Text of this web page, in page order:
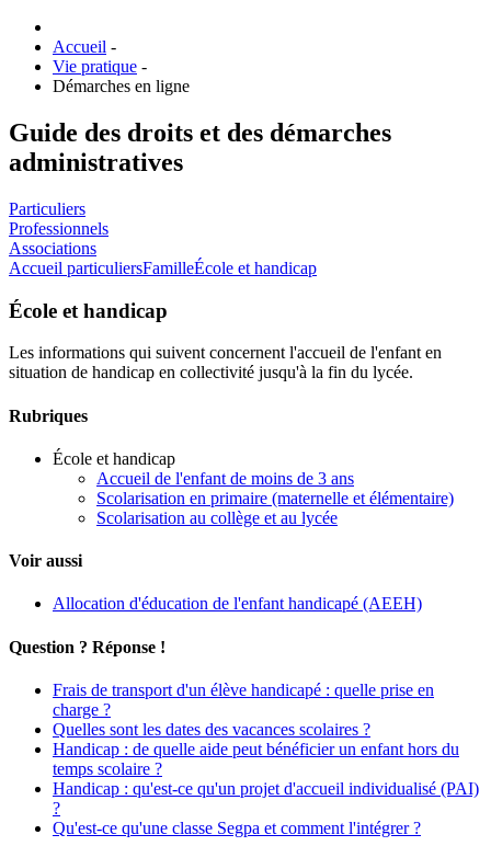
Accueil -
Vie pratique -
Démarches en ligne
Guide des droits et des démarches
administratives
Particuliers
Professionnels
Associations
Accueil particuliersFamilleÉcole et handicap
École et handicap
Les informations qui suivent concernent l'accueil de l'enfant en
situation de handicap en collectivité jusqu'à la fin du lycée.
Rubriques
École et handicap
Accueil de l'enfant de moins de 3 ans
Scolarisation en primaire (maternelle et élémentaire)
Scolarisation au collège et au lycée
Voir aussi
Allocation d'éducation de l'enfant handicapé (AEEH)
Question ? Réponse !
Frais de transport d'un élève handicapé : quelle prise en
charge ?
Quelles sont les dates des vacances scolaires ?
Handicap : de quelle aide peut bénéficier un enfant hors du
temps scolaire ?
Handicap : qu'est-ce qu'un projet d'accueil individualisé (PAI)
?
Qu'est-ce qu'une classe Segpa et comment l'intégrer ?